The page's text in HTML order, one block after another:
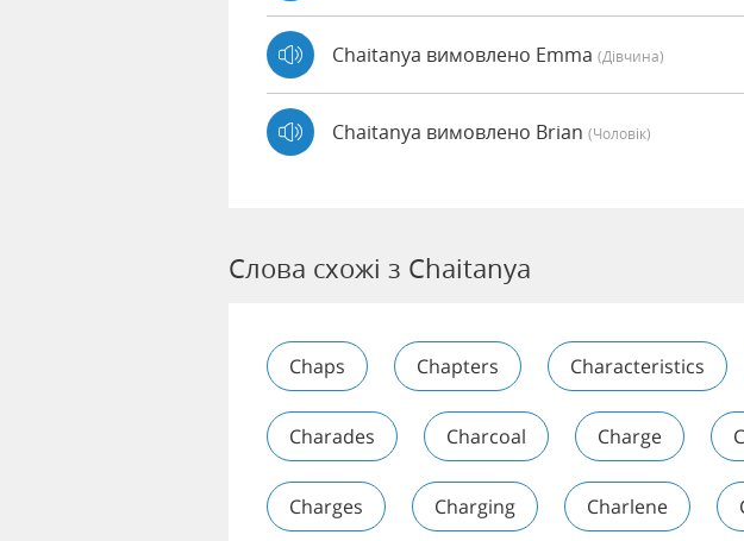
Chaitanya вимовлено Emma (дівчина)
Chaitanya вимовлено Brian (чоловік)
Слова схожі з Chaitanya
Chaps Chapters Characteristics
Charades Charcoal Charge
Charges Charging Charlene